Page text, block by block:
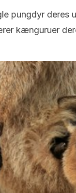
pungdyr deres
kænguruer